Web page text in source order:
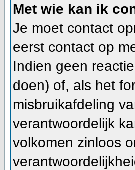
Met wie kan ik
Je moet contact
eerst contact op
Indien geen
doen) of, als het
misbruikafdeling
verantwoordelijk
volkomen zinloos